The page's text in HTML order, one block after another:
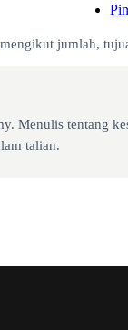
mengikut jumlah,
Menulis tentang
talian.